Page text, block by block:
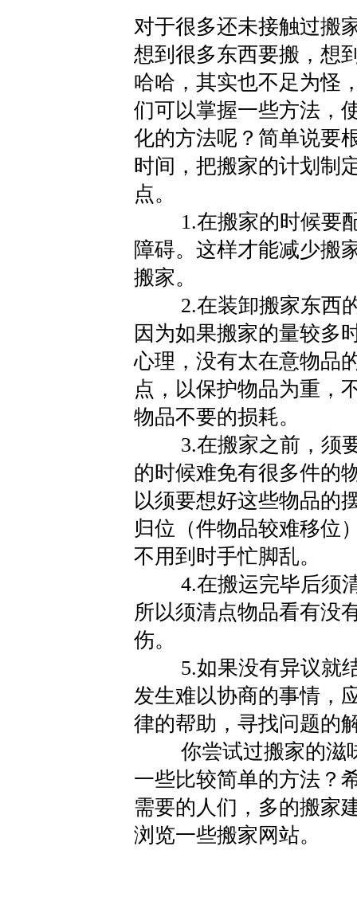
对于很多还未接触过搬
想到很多东西要搬，想
哈哈，其实也不足为怪
们可以掌握一些方法，
化的方法呢？简单说要
时间，把搬家的计划制
点。
1.在搬家的时候要配
障碍。这样才能减少搬
搬家。
2.在装卸搬家东西的
因为如果搬家的量较多
心理，没有太在意物品
点，以保护物品为重，
物品不要的损耗。
3.在搬家之前，须要
的时候难免有很多件的
以须要想好这些物品的
归位（件物品较难移位
不用到时手忙脚乱。
4.在搬运完毕后须清
所以须清点物品看有没
伤。
5.如果没有异议就结
发生难以协商的事情，
律的帮助，寻找问题的
你尝试过搬家的滋味
一些比较简单的方法？
需要的人们，多的搬家
浏览一些搬家网站。